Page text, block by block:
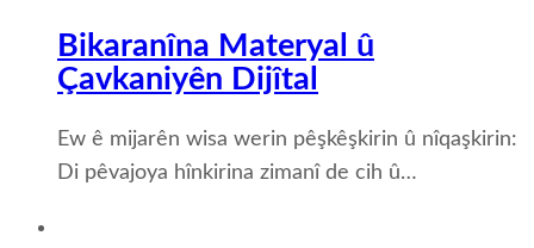
Bikaranîna Materyal û
Çavkaniyên Dijîtal
Ew ê mijarên wisa werin pêşkêşkirin û nîqaşkirin:
Di pêvajoya hînkirina zimanî de cih û…